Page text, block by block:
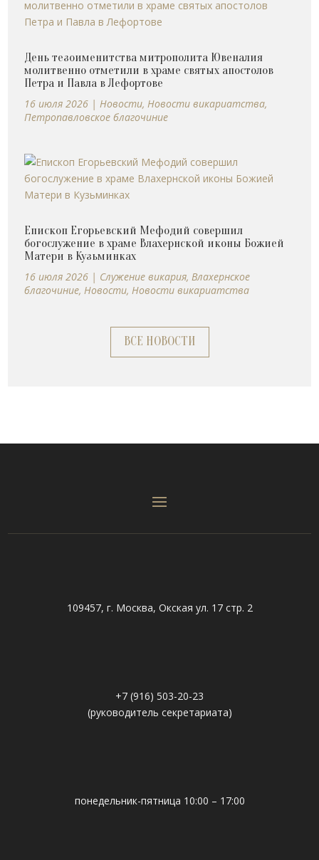
День тезоименитства митрополита Ювеналия
молитвенно отметили в храме святых апостолов
Петра и Павла в Лефортове
16 июля 2026 |Новости,Новости викариатства,
Петропавловское благочиние
Епископ Егорьевский Мефодий совершил
богослужение в храме Влахернской иконы Божией
Матери в Кузьминках
16 июля 2026 | Cлужение викария,Влахернское
благочиние,Новости,Новости викариатства
ВСЕ НОВОСТИ
109457, г. Москва, Окская ул. 17 стр. 2
+7 (916) 503-20-23
(руководитель секретариата)
понедельник-пятница 10:00 – 17:00